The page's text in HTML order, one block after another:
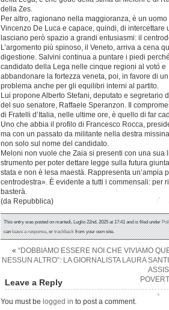
della Zes.
Per altro, ragionano nella maggioranza, è un
Vincenzo De Luca e capace, quindi, di
lasciano però spazio a grandi entusiasmi: il
L’argomento più spinoso, il Veneto, arriva a cena
digestione. Salvini continua a puntare i piedi
candidato della Lega nelle cinque regioni al voto e
abbandonare la fortezza veneta, poi, in favore di
problema anche per gli equilibri interni al partito.
Lui propone Alberto Stefani, deputato e segretario
del suo senatore, Raffaele Speranzon. Il
di Fratelli d’Italia, nelle ultime ore, è quello di far
Uno che abbia il profilo di Francesco Rocca,
ma con un passato da militante nella destra
non solo sul nome del candidato.
Meloni non vuole che Zaia si presenti con una
strumento per poter dettare legge sulla futura
stata e non è lesa maestà. Rappresenta un’ampia
centrodestra». È evidente a tutti i commensali: per
basterà.
(da Repubblica)
This entry was posted on martedì, Luglio 22nd, 2025 at 17:41 and is filed under
canleave a response, ortrackbackfrom your own site.
« “DOBBIAMO ESSERE NOI CHE VIVIAMO
NESSUN ALTRO”: LA GIORNALISTA LAURA
Leave a Reply
You must be logged in to post a comment.